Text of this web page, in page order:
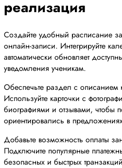
реализация
Создайте удобный расписание
онлайн-записи. Интегрируйте
автоматически обновляет
уведомления ученикам.
Обеспечьте раздел с описанием
Используйте карточки с
биографиями и отзывами, чтобы
ориентировались в
Добавьте возможность оплаты
Подключите популярные
безопасных и быстрых